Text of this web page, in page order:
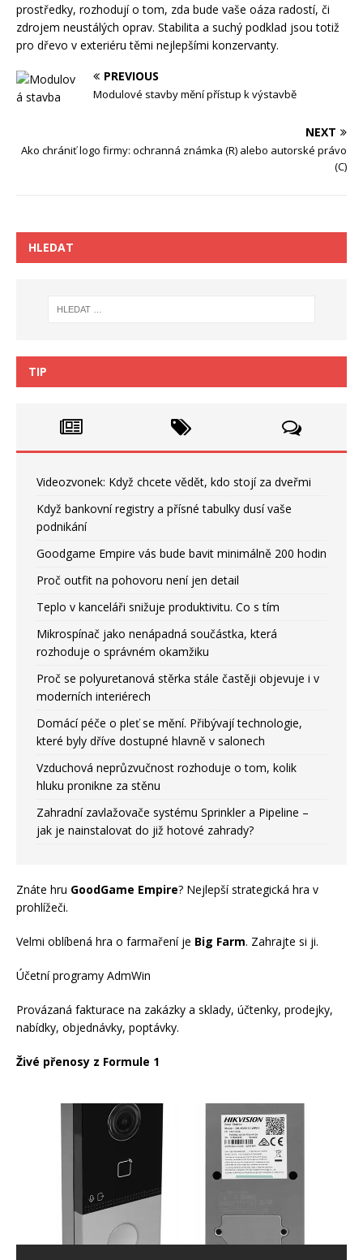
prostředky, rozhodují o tom, zda bude vaše oáza radostí, či
zdrojem neustálých oprav. Stabilita a suchý podklad jsou totiž
pro dřevo v exteriéru těmi nejlepšími konzervanty.
PREVIOUS
Modulové stavby mění přístup k výstavbě
NEXT
Ako chrániť logo firmy: ochranná známka (R) alebo autorské právo
(C)
HLEDAT
TIP
Videozvonek: Když chcete vědět, kdo stojí za dveřmi
Když bankovní registry a přísné tabulky dusí vaše
podnikání
Goodgame Empire vás bude bavit minimálně 200 hodin
Proč outfit na pohovoru není jen detail
Teplo v kanceláři snižuje produktivitu. Co s tím
Mikrospínač jako nenápadná součástka, která
rozhoduje o správném okamžiku
Proč se polyuretanová stěrka stále častěji objevuje i v
moderních interiérech
Domácí péče o pleť se mění. Přibývají technologie,
které byly dříve dostupné hlavně v salonech
Vzduchová neprůzvučnost rozhoduje o tom, kolik
hluku pronikne za stěnu
Zahradní zavlažovače systému Sprinkler a Pipeline –
jak je nainstalovat do již hotové zahrady?
Znáte hru GoodGame Empire? Nejlepší strategická hra v
prohlížeči.
Velmi oblíbená hra o farmaření je Big Farm. Zahrajte si ji.
Účetní programy AdmWin
Provázaná fakturace na zakázky a sklady, účtenky, prodejky,
nabídky, objednávky, poptávky.
Živé přenosy z Formule 1